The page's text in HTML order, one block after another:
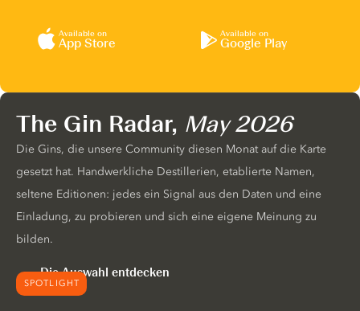
Available on
App Store
Available on
Google Play
SPOTLIGHT
The Gin Radar, May 2026
Die Gins, die unsere Community diesen Monat auf die Karte
gesetzt hat. Handwerkliche Destillerien, etablierte Namen,
seltene Editionen: jedes ein Signal aus den Daten und eine
Einladung, zu probieren und sich eine eigene Meinung zu
bilden.
Die Auswahl entdecken